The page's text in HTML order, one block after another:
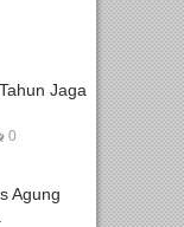
Jaga
0
Agung